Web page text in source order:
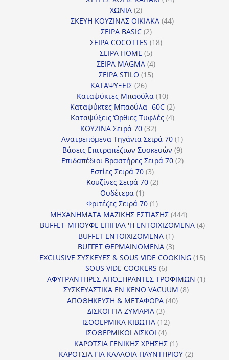
ΧΩΝΙΑ 22
προϊόντα
ΣΚΕΥΗ ΚΟΥΖΙΝΑΣ ΟΙΚΙΑΚΑ 4444
ΣΕΙΡΑ BASIC 22
προϊόντα
ΣΕΙΡΑ COCOTTES 1818
ΣΕΙΡΑ HOME 55
προϊόντα
ΣΕΙΡΑ MAGMA 44
προϊόντα
ΣΕΙΡΑ STILO 1515
ΚΑΤΑΨΥΞΕΙΣ 2626
προϊόντα
Καταψύκτες Μπαούλα 1010
προϊόντα
Καταψύκτες Μπαούλα -60C 22
προϊόντα
Καταψύξεις Όρθιες Τυφλές 44
ΚΟΥΖΙΝΑ Σειρά 70 3232
προϊόντα
Ανατρεπόμενα Τηγάνια Σειρά 70 11
προϊόν
Βάσεις Επιτραπέζιων Συσκευών 99
προϊόντα
Επιδαπέδιοι Βραστήρες Σειρά 70 22
Εστίες Σειρά 70 33
προϊόντα
Κουζίνες Σειρά 70 22
Ουδέτερα 11
προϊόν
Φριτέζες Σειρά 70 11
προϊόν
ΜΗΧΑΝΗΜΑΤΑ ΜΑΖΙΚΗΣ ΕΣΤΙΑΣΗΣ 444444
προϊόντα
BUFFET-ΜΠΟΥΦΕ ΕΠΙΠΛΑ 'Η ΕΝΤΟΙΧΙΖΟΜΕΝΑ 44
BUFFET ΕΝΤΟΙΧΙΖΟΜΕΝΑ 11
προϊόν
BUFFET ΘΕΡΜΑΙΝΟΜΕΝΑ 33
προϊόντα
EXCLUSIVE ΣΥΣΚΕΥΕΣ & SOUS VIDE COOKING 1515
SOUS VIDE COOKERS 66
προϊόντα
ΑΦΥΓΡΑΝΤΗΡΕΣ ΑΠΟΞΗΡΑΝΤΕΣ ΤΡΟΦΙΜΩΝ 11
ΣΥΣΚΕΥΑΣΤΙΚΑ ΕΝ ΚΕΝΩ VACUUM 88
ΑΠΟΘΗΚΕΥΣΗ & ΜΕΤΑΦΟΡΑ 4040
ΔΙΣΚΟΙ ΓΙΑ ΖΥΜΑΡΙΑ 33
προϊόντα
ΙΣΟΘΕΡΜΙΚΑ ΚΙΒΩΤΙΑ 1212
ΙΣΟΘΕΡΜΙΚΟΙ ΔΙΣΚΟΙ 44
προϊόντα
ΚΑΡΟΤΣΙΑ ΓΕΝΙΚΗΣ ΧΡΗΣΗΣ 11
προϊόν
ΚΑΡΟΤΣΙΑ ΓΙΑ ΚΑΛΑΘΙΑ ΠΛΥΝΤΗΡΙΟΥ 22